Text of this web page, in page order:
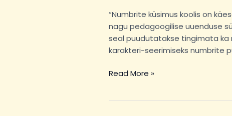
“Numbrite küsimus koolis on
nagu pedagoogilise uuenduse
seal puudutatakse tingimata ka
karakteri-seerimiseks numbrite
Read More »